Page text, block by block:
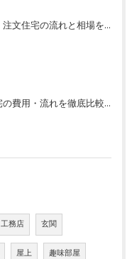
家の注文がわかる！注文住宅の流れと相場を知って失敗ゼロのガイド
一戸建ての注文住宅の費用・流れを徹底比較！失敗ゼロを目指すためのガイド
工務店 玄関
屋上 趣味部屋